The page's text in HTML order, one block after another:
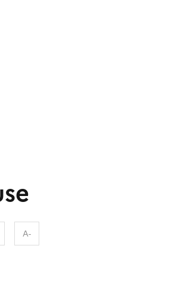
A-